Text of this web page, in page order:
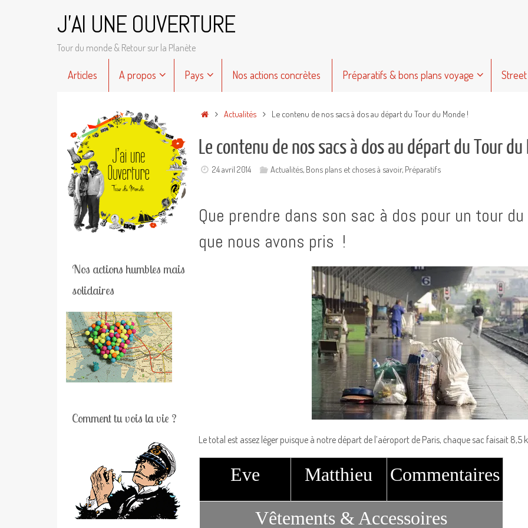
J'AI UNE OUVERTURE
Tour du monde & Retour sur la Planète
Articles A propos Pays Nos actions concrètes Préparatifs & bons plans voyage
AccueilActualités Le contenu de nos sacs à dos au départ du Tour du Monde !
Le contenu de nos sacs à dos au départ du Tour du
24 avril 2014 Actualités, Bons plans et choses à savoir, Préparatifs
Que prendre dans son sac à dos pour un tour
que nous avons pris !
Le total est assez léger puisque à notre départ de l’aéroport de Paris, chaque sac faisait 8,5
Eve Matthieu Commentaires
Vêtements & Accessoires
Nos actions humbles mais
solidaires
Comment tu vois la vie ?